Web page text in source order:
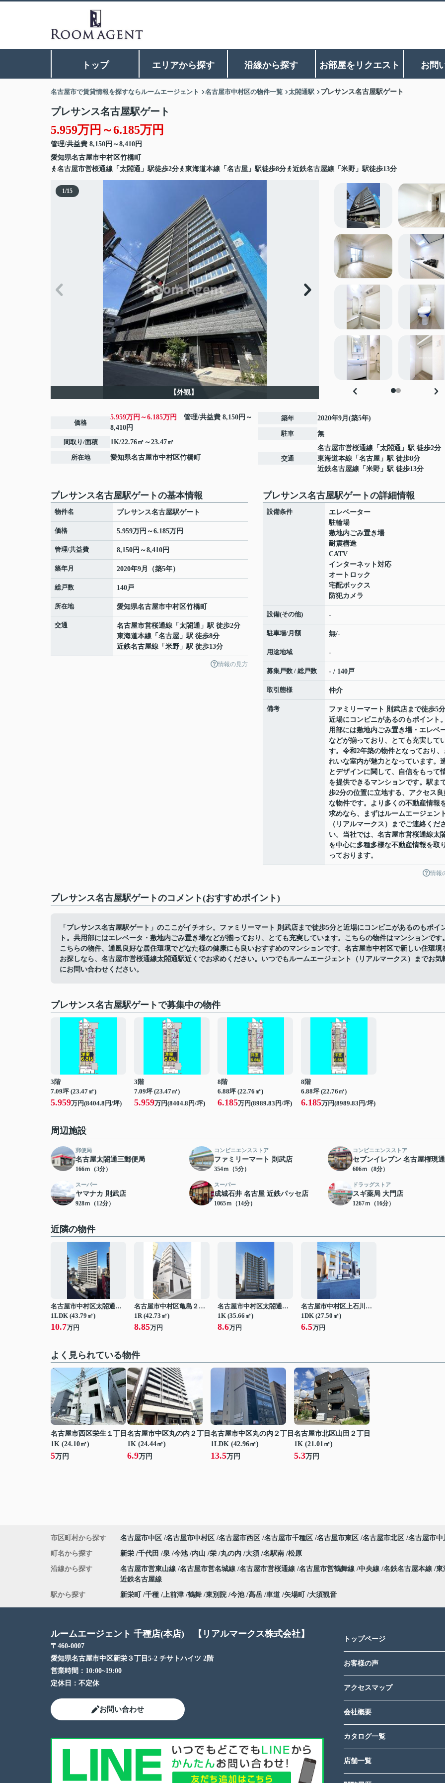
トップ エリアから探す 沿線から探す お部屋をリクエスト お問
名古屋市で賃貸情報を探すならルームエージェント 名古屋市中村区の物件一覧 太閤通駅 プレサンス名古屋駅ゲート
プレサンス名古屋駅ゲート
5.959万円～6.185万円
管理/共益費 8,150円～8,410円
愛知県名古屋市中村区竹橋町
名古屋市営桜通線「太閤通」駅徒歩2分
東海道本線「名古屋」駅徒歩8分 近鉄名古屋線「米野」駅徒歩13分
1/15
【外観】
価格
5.959万円～6.185万円 管理/共益費 8,150円～
8,410円
間取り/面積
1K/22.76㎡～23.47㎡
所在地 愛知県名古屋市中村区竹橋町
築年 2020年9月(築5年)
駐車 無
交通
名古屋市営桜通線 「 太閤通 」駅 徒歩2分
東海道本線 「 名古屋 」駅 徒歩8分
近鉄名古屋線 「 米野 」駅 徒歩13分
プレサンス名古屋駅ゲートの基本情報
物件名 プレサンス名古屋駅ゲート
価格 5.959万円～6.185万円
管理/共益費 8,150円～8,410円
築年月 2020年9月（築5年）
総戸数 140戸
所在地 愛知県名古屋市中村区竹橋町
交通 名古屋市営桜通線 「 太閤通 」駅 徒歩2分
東海道本線 「 名古屋 」駅 徒歩8分
近鉄名古屋線 「 米野 」駅 徒歩13分
情報の見方
プレサンス名古屋駅ゲートの詳細情報
設備条件
エレベーター
駐輪場
敷地内ごみ置き場
耐震構造
CATV
インターネット対応
オートロック
宅配ボックス
防犯カメラ
設備(その他) -
駐車場/月額 無/-
用途地域 -
募集戸数 / 総戸数 - / 140戸
取引態様 仲介
備考
ファミリーマート 則武店まで徒歩5
近場にコンビニがあるのもポイント
用部には敷地内ごみ置き場・エレベ
などが揃っており、とても充実して
す。令和2年築の物件となっており、
れいな室内が魅力となっています。
とデザインに関して、自信をもって
を提供できるマンションです。駅ま
歩2分の位置に立地する、アクセス良
な物件です。より多くの不動産情報
求めなら、まずはルームエージェン
（リアルマークス）までご連絡くだ
い。当社では、名古屋市営桜通線太
を中心に多種多様な不動産情報を取
っております。
情報
プレサンス名古屋駅ゲートのコメント(おすすめポイント)
「プレサンス名古屋駅ゲート」のここがイチオシ。ファミリーマート 則武店まで徒歩5分と近場にコンビニがあるのもポイ
ト。共用部にはエレベータ・敷地内ごみ置き場などが揃っており、とても充実しています。こちらの物件はマンションです
こちらの物件、通風良好な居住環境でどなた様の健康にも良いおすすめのマンションです。名古屋市中村区で新しい住環境
お探しなら、名古屋市営桜通線太閤通駅近くでお求めください。いつでもルームエージェント（リアルマークス）までお気
にお問い合わせください。
プレサンス名古屋駅ゲートで募集中の物件
3階
7.09坪 (23.47㎡)
5.959万円(8404.8円/坪)
3階
7.09坪 (23.47㎡)
5.959万円(8404.8円/坪)
8階
6.88坪 (22.76㎡)
6.185万円(8989.83円/坪)
8階
6.88坪 (22.76㎡)
6.185万円(8989.83円/坪)
周辺施設
郵便局
名古屋太閤通三郵便局
166ｍ（3分）
コンビニエンスストア
ファミリーマート 則武店
354ｍ（5分）
コンビニエンスストア
セブンイレブン 名古屋権現
606ｍ（8分）
スーパー
ヤマナカ 則武店
928ｍ（12分）
スーパー
成城石井 名古屋 近鉄パッセ店
1065ｍ（14分）
ドラッグストア
スギ薬局 大門店
1267ｍ（16分）
近隣の物件
名古屋市中村区太閤通３丁目
1LDK (43.79㎡)
10.7万円
名古屋市中村区亀島２丁目
1R (42.73㎡)
8.85万円
名古屋市中村区太閤通３丁目
1K (35.66㎡)
8.6万円
名古屋市中村区上石川町４丁目
1DK (27.50㎡)
6.5万円
よく見られている物件
名古屋市西区栄生１丁目
1K (24.10㎡)
5万円
名古屋市中区丸の内２丁目
1K (24.44㎡)
6.9万円
名古屋市中区丸の内２丁目
1LDK (42.96㎡)
13.5万円
名古屋市北区山田２丁目
1K (21.01㎡)
5.3万円
市区町村から探す 名古屋市中区 名古屋市中村区 名古屋市西区 名古屋市千種区 名古屋市東区 名古屋市北区 名古屋市中
町名から探す 新栄 千代田 泉 今池 内山 栄 丸の内 大須 名駅南 松原
沿線から探す 名古屋市営東山線 名古屋市営名城線 名古屋市営桜通線 名古屋市営鶴舞線 中央線 名鉄名古屋本線 東
近鉄名古屋線
駅から探す 新栄町 千種 上前津 鶴舞 東別院 今池 高岳 車道 矢場町 大須観音
ルームエージェント 千種店(本店) 【リアルマークス株式会社】
〒460-0007
愛知県名古屋市中区新栄３丁目5-2 チサトハイツ 2階
営業時間： 10:00~19:00
定休日： 不定休
お問い合わせ
トップページ
お客様の声
アクセスマップ
会社概要
カタログ一覧
店舗一覧